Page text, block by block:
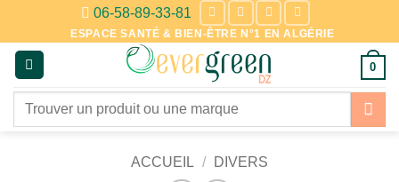
contenu
06-58-89-33-81
ESPACE SANTÉ & BIEN-ÊTRE N°1 EN ALGÉRIE
0
Recherche
ACCUEIL / DIVERS